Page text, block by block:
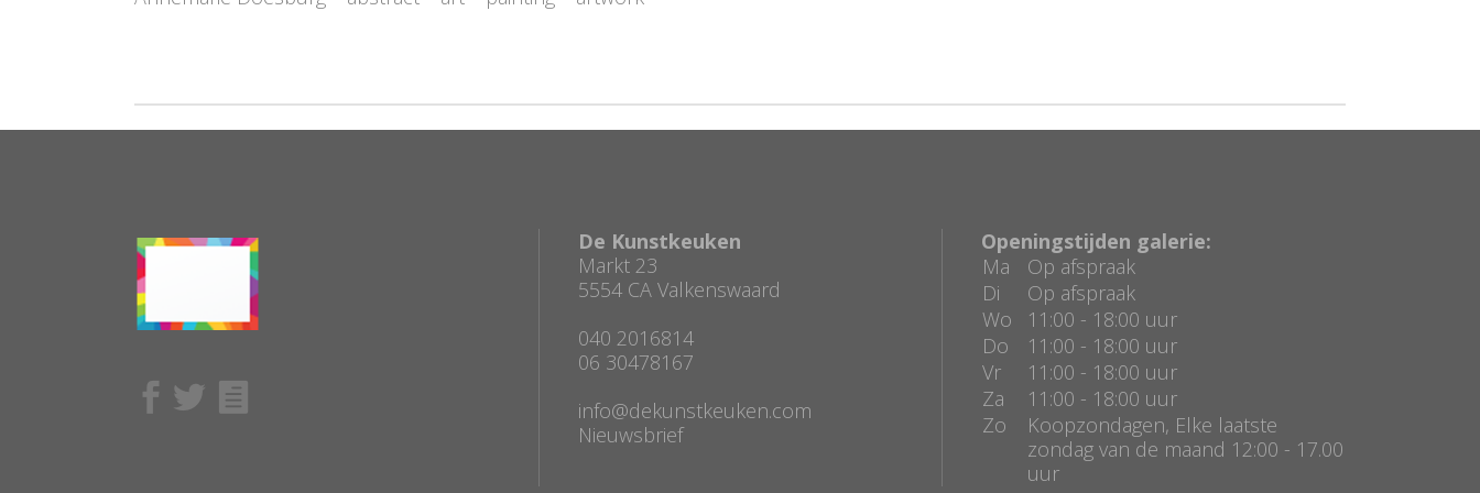
De Kunstkeuken
Markt 23
5554 CA Valkenswaard
040 2016814
06 30478167
info@dekunstkeuken.com
Nieuwsbrief
Openingstijden galerie:
Ma
Op afspraak
Di
Op afspraak
Wo
11:00 - 18:00 uur
Do
11:00 - 18:00 uur
Vr
11:00 - 18:00 uur
Za
11:00 - 18:00 uur
Zo
Koopzondagen, Elke laatste
zondag van de maand 12:00 - 17.00
uur